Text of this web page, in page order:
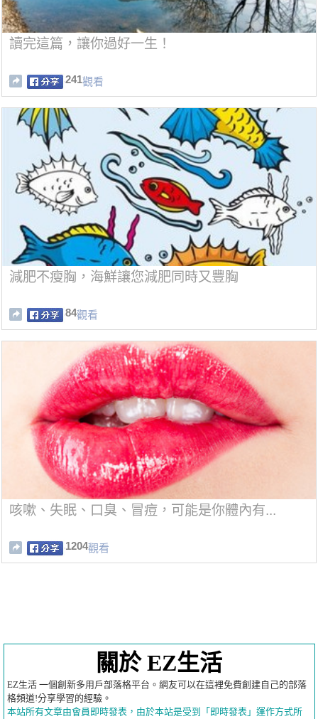
讀完這篇，讓你過好一生！
241觀看
減肥不瘦胸，海鮮讓您減肥同時又豐胸
84觀看
咳嗽、失眠、口臭、冒痘，可能是你體內有...
1204觀看
關於 EZ生活
EZ生活 一個創新多用戶部落格平台。網友可以在這裡免費創建自己的部落
格頻道!分享學習的經驗。
本站所有文章由會員即時發表，由於本站是受到「即時發表」運作方式所